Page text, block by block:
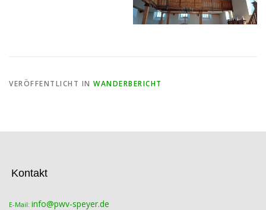
VERÖFFENTLICHT IN WANDERBERICHT
Kontakt
E-Mail: info@pwv-speyer.de